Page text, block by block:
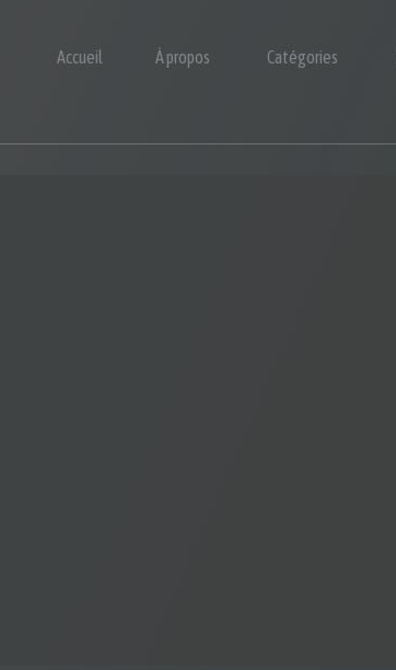
Accueil À propos Catégories